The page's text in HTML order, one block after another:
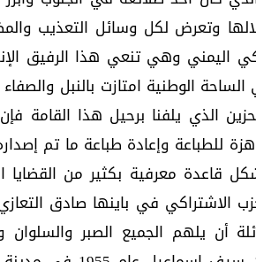
وتعرض لكل وسائل التعذيب
اليمني وهي تنعي هذا الرفيق
الوطنية امتازت بالنبل
الذي يلفنا برحيل هذا القامة
للطباعة وإعادة طباعة ما تم
قاعدة معرفية بكثير من القضايا
الاشتراكي في باينها صادق
أن يلهم الجميع الصبر والسلوان